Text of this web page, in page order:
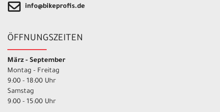
info@bikeprofis.de
ÖFFNUNGSZEITEN
März - September
Montag - Freitag
9:00 - 18:00 Uhr
Samstag
9:00 - 15:00 Uhr